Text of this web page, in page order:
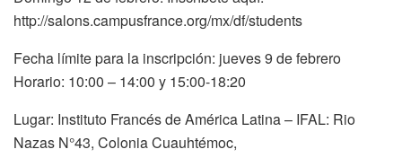
http://salons.campusfrance.org/mx/df/students
Fecha límite para la inscripción: jueves 9 de febrero
Horario: 10:00 – 14:00 y 15:00-18:20
Lugar: Instituto Francés de América Latina – IFAL: Rio
Nazas N°43, Colonia Cuauhtémoc,